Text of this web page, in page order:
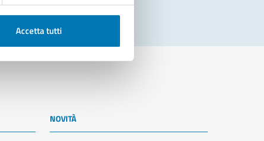
Accetta tutti
NOVITÀ